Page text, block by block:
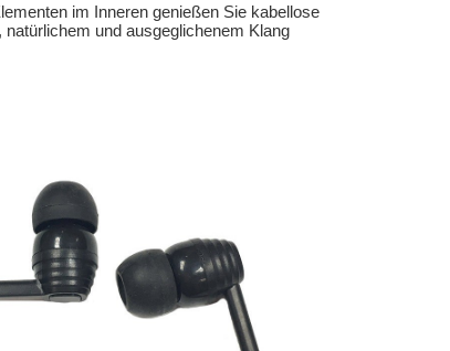
im Inneren genießen Sie kabellose
natürlichem und ausgeglichenem Klang